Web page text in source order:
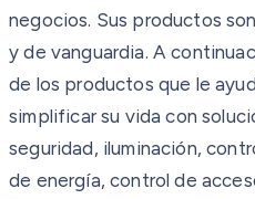
negocios. Sus productos
y de vanguardia. A
de los productos que le
simplificar su vida con
seguridad, iluminación,
de energía, control de